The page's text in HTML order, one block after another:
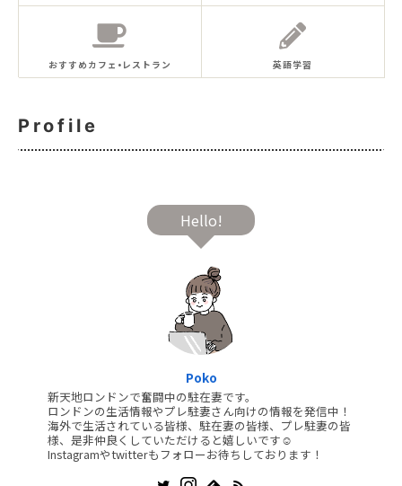
おすすめカフェ•レストラン 英語学習
Profile
Hello!
Poko
新天地ロンドンで奮闘中の駐在妻です。
ロンドンの生活情報やプレ駐妻さん向けの情報を発信中！
海外で生活されている皆様、駐在妻の皆様、プレ駐妻の皆
様、是非仲良くしていただけると嬉しいです☺️
Instagramやtwitterもフォローお待ちしております！